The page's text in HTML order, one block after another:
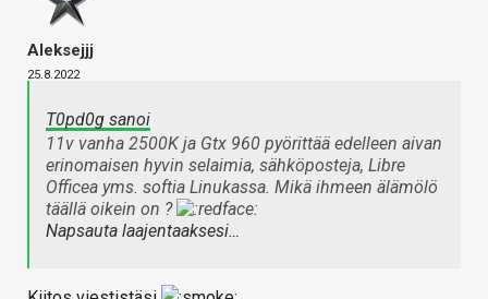
Aleksejjj
25.8.2022
T0pd0g sanoi
11v vanha 2500K ja Gtx 960 pyörittää edelleen aivan
erinomaisen hyvin selaimia, sähköposteja, Libre
Officea yms. softia Linukassa. Mikä ihmeen älämölö
täällä oikein on ?
Napsauta laajentaaksesi…